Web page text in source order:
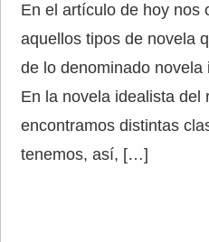
En el artículo de hoy nos
aquellos tipos de novela
de lo denominado
En la novela idealista del
encontramos distintas
tenemos, así, […]